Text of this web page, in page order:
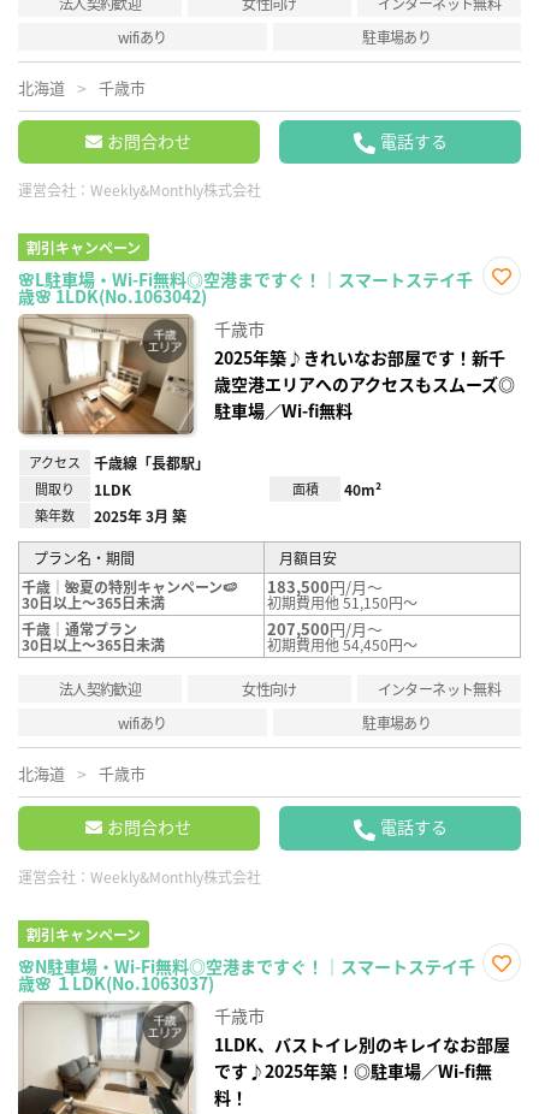
wifiあり
駐車場あり
北海道 千歳市
お問合わせ 電話する
運営会社： Weekly&Monthly株式会社
割引キャンペーン
🌸L駐車場・Wi-Fi無料◎空港まですぐ！｜スマートステイ千
歳🌸 1LDK(No.1063042)
録
千歳市
2025年築♪きれいなお部屋です！新千
歳空港エリアへのアクセスもスムーズ◎
駐車場／Wi-fi無料
アクセス 千歳線「長都駅」
間取り 1LDK 面積 40m²
築年数 2025年 3月 築
プラン名・期間
月額目安
千歳｜🌺夏の特別キャンペーン🍉
30日以上～365日未満
183,500円/月～
初期費用他 51,150円～
千歳｜通常プラン
30日以上～365日未満
207,500円/月～
初期費用他 54,450円～
法人契約歓迎 女性向け
インターネット無料
wifiあり
駐車場あり
北海道 千歳市
お問合わせ 電話する
運営会社： Weekly&Monthly株式会社
割引キャンペーン
🌸N駐車場・Wi-Fi無料◎空港まですぐ！｜スマートステイ千
歳🌸 １LDK(No.1063037)
録
千歳市
1LDK、バストイレ別のキレイなお部屋
です♪2025年築！◎駐車場／Wi-fi無
料！